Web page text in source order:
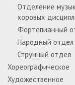
Отделение
хоровых
Фортепианный
Народный отдел
Струнный отдел
Хореографическое
Художественное